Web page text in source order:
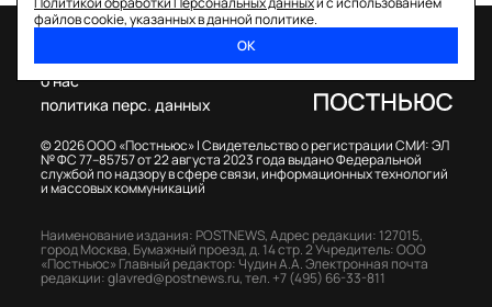
файлов cookie, указанных в данной политике.
ОК
© 2026 ООО «Постньюс» |Свидетельство о регистрации СМИ: ЭЛ
№ ФС 77–85757 от 22 августа 2023 года выдано Федеральной
службой по надзору в сфере связи, информационных технологий
и массовых коммуникаций
о нас
политика перс. данных
Наименование издания: POSTNEWS,Адрес редакции: 127015,
город Москва, Бумажный проезд, д. 14 стр. 2Учредитель: ООО
«Постньюс» Главный редактор: Чудин А.А.Электронная почта
редакции:glavred@postnews.ru,тел. +7 (495) 66-33-811